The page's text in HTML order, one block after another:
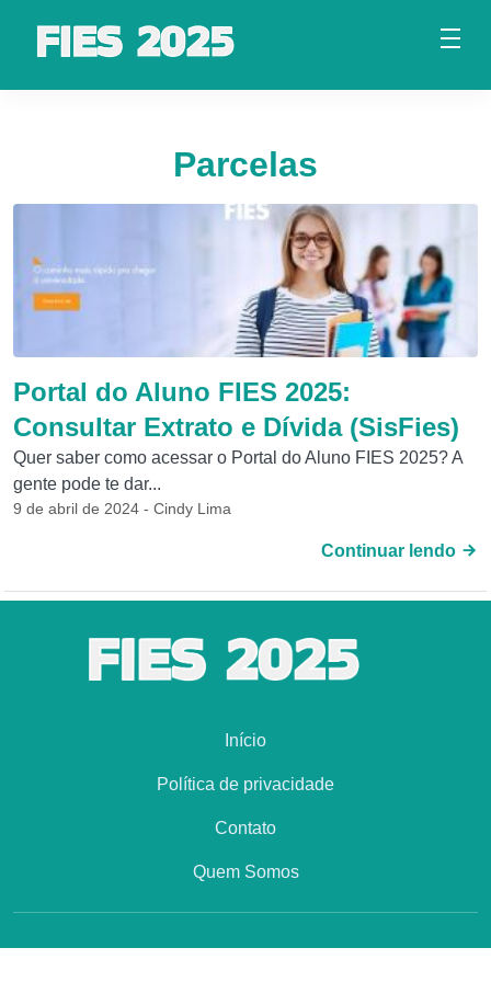
Parcelas
Portal do Aluno FIES 2025:
Consultar Extrato e Dívida (SisFies)
Quer saber como acessar o Portal do Aluno FIES 2025? A
gente pode te dar...
9 de abril de 2024 - Cindy Lima
Continuar lendo
Início
Política de privacidade
Contato
Quem Somos